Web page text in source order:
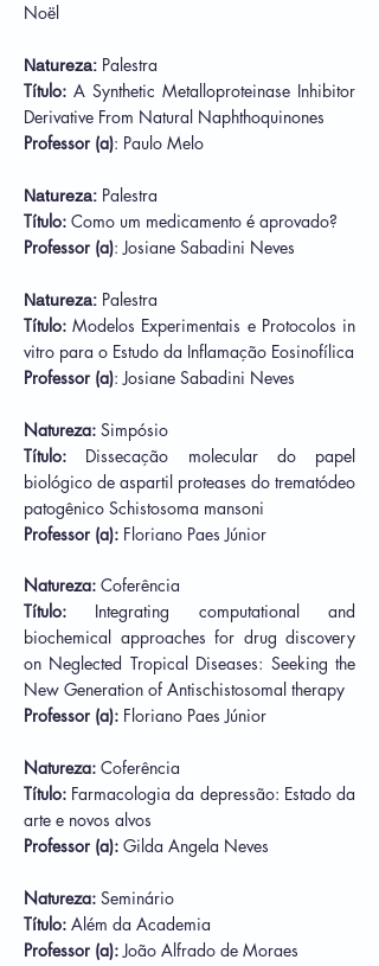
Noël
Natureza: Palestra
Título: A Synthetic Metalloproteinase Inhibitor
Derivative From Natural Naphthoquinones
Professor (a): Paulo Melo
Natureza: Palestra
Título: Como um medicamento é aprovado?
Professor (a): Josiane Sabadini Neves
Natureza: Palestra
Título: Modelos Experimentais e Protocolos in
vitro para o Estudo da Inflamação Eosinofílica
Professor (a): Josiane Sabadini Neves
Natureza: Simpósio
Título: Dissecação molecular do papel
biológico de aspartil proteases do trematódeo
patogênico Schistosoma mansoni
Professor (a): Floriano Paes Júnior
Natureza: Coferência
Título: Integrating computational and
biochemical approaches for drug discovery
on Neglected Tropical Diseases: Seeking the
New Generation of Antischistosomal therapy
Professor (a): Floriano Paes Júnior
Natureza: Coferência
Título: Farmacologia da depressão: Estado da
arte e novos alvos
Professor (a): Gilda Angela Neves
Natureza: Seminário
Título: Além da Academia
Professor (a):João Alfrado de Moraes